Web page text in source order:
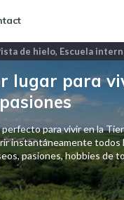
de hielo, Escuela
lugar para
para vivir en la
instantáneamente todos
pasiones, hobbies de